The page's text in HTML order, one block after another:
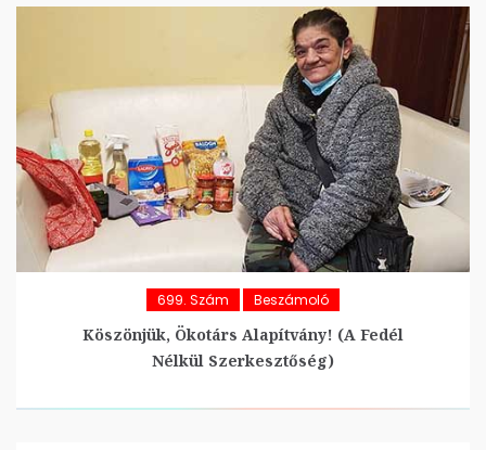
699. Szám Beszámoló
Köszönjük, Ökotárs Alapítvány! (A Fedél
Nélkül Szerkesztőség)